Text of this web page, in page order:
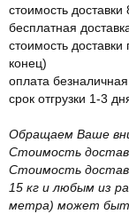
стоимость доставки
бесплатная
стоимость
конец)
оплата
срок отгрузки 1-3
Обращаем Ваше
Стоимость
Стоимость
15 кг и любым из
метра) может